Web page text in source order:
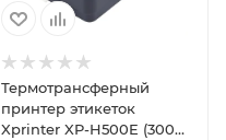
Термотрансферный
принтер этикеток
Xprinter XP-H500E (300